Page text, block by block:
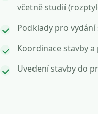
včetně studií
Podklady pro
Koordinace stavby
Uvedení stavby do